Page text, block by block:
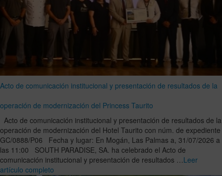
Acto de comunicación institucional y presentación de resultados de la
operación de modernización del Princess Taurito
Acto de comunicación institucional y presentación de resultados de la
operación de modernización del Hotel Taurito con núm. de expediente
GC/0888/P06 Fecha y lugar: En Mogán, Las Palmas a, 31/07/2026 a
las 11:00 SOUTH PARADISE, SA. ha celebrado el Acto de
comunicación institucional y presentación de resultados …Leer
artículo completo